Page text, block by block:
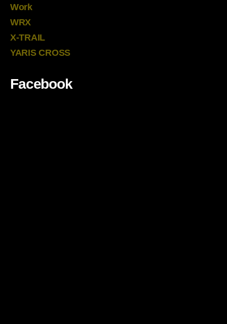
Work
WRX
X-TRAIL
YARIS CROSS
Facebook